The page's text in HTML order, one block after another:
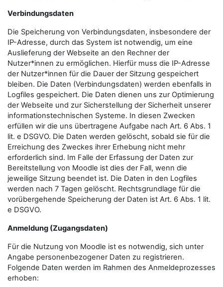
Verbindungsdaten
Die Speicherung von Verbindungsdaten, insbesondere der
IP-Adresse, durch das System ist notwendig, um eine
Auslieferung der Webseite an den Rechner der
Nutzer*innen zu ermöglichen. Hierfür muss die IP-Adresse
der Nutzer*innen für die Dauer der Sitzung gespeichert
bleiben. Die Daten (Verbindungsdaten) werden ebenfalls in
Logfiles gespeichert. Die Daten dienen uns zur Optimierung
der Webseite und zur Sicherstellung der Sicherheit unserer
informationstechnischen Systeme. In diesen Zwecken
erfüllen wir die uns übertragene Aufgabe nach Art. 6 Abs. 1
lit. e DSGVO. Die Daten werden gelöscht, sobald sie für die
Erreichung des Zweckes ihrer Erhebung nicht mehr
erforderlich sind. Im Falle der Erfassung der Daten zur
Bereitstellung von Moodle ist dies der Fall, wenn die
jeweilige Sitzung beendet ist. Die Daten in den Logfiles
werden nach 7 Tagen gelöscht. Rechtsgrundlage für die
vorübergehende Speicherung der Daten ist Art. 6 Abs. 1 lit.
e DSGVO.
Anmeldung (Zugangsdaten)
Für die Nutzung von Moodle ist es notwendig, sich unter
Angabe personenbezogener Daten zu registrieren.
Folgende Daten werden im Rahmen des Anmeldeprozesses
erhoben: